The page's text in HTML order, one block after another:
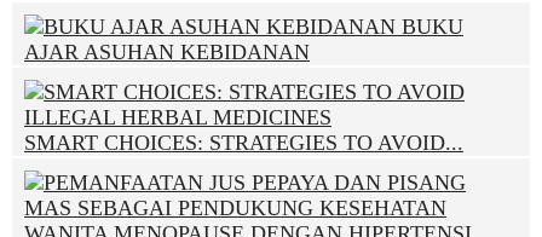
BUKU
AJAR ASUHAN KEBIDANAN
SMART CHOICES: STRATEGIES TO AVOID...